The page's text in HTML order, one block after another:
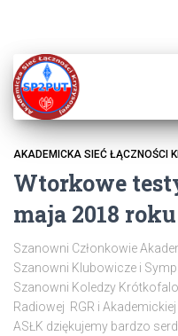
AKADEMICKA SIEĆ ŁĄCZNOŚCI
Wtorkowe
maja 2018 roku
Szanowni Członkowie
Szanowni Klubowicze i
Szanowni Koledzy
Radiowej RGR i
ASŁK dziękujemy bardzo